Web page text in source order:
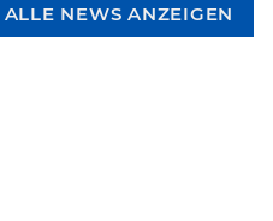
ALLE NEWS ANZEIGEN